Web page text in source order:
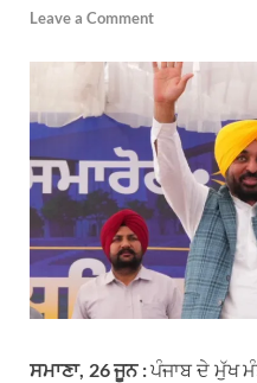
Leave a Comment
ਸਮਾਣਾ, 26 ਜੂਨ :ਪੰਜਾਬ ਦੇ ਮੁੱਖ